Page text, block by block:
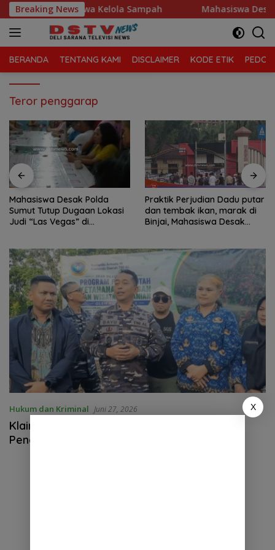
Langsung
ke
konten
Breaking News
Tanjung Morawa Kelola Sampah Mahasiswa Desak
BERANDA TENTANG KAMI DISCLAIMER KODE ETIK
Teror penggarap
Mahasiswa Desak Polda
Sumut Tutup Dugaan Lokasi
Judi “Las Vegas” di
Praktik Perjudian Dadu putar
dan tembak ikan, marak di
Binjai, Mahasiswa Desak
Hukum dan Kriminal Juni 27, 2026
Klaim “Teror OTK” Mulai Dipertanyakan,
Penggarapan Lahan HGU PTPN I Selama 25
X